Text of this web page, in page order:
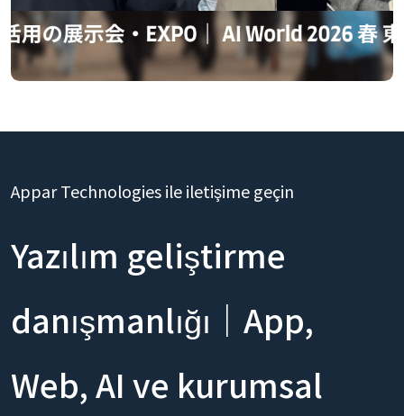
Appar Technologies ile iletişime geçin
Yazılım geliştirme
danışmanlığı｜App,
Web, AI ve kurumsal